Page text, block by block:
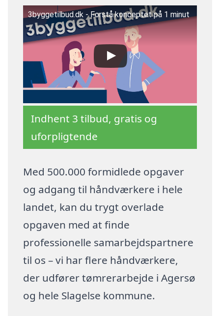
3byggetilbud.dk - Forstå konceptet på 1 minut
Indhent 3 tilbud, gratis og
uforpligtende
Med 500.000 formidlede opgaver
og adgang til håndværkere i hele
landet, kan du trygt overlade
opgaven med at finde
professionelle samarbejdspartnere
til os – vi har flere håndværkere,
der udfører tømrerarbejde i Agersø
og hele Slagelse kommune.